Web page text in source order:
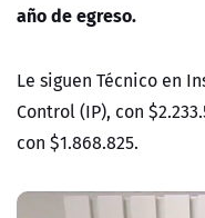
año de egreso.
Le siguen Técnico en
Control (IP), con
con $1.868.825.